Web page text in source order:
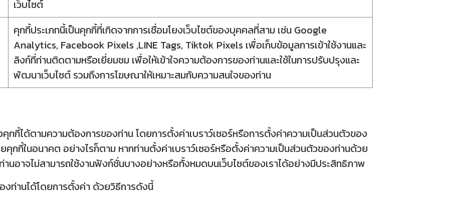
เว็บไซต์
คุกกี้ประเภทนี้เป็นคุกกี้ที่เกิดจากการเชื่อมโยงเว็บไซต์ของบุคคลที่สาม เช่น Google
Analytics, Facebook Pixels ,LINE Tags, Tiktok Pixels เพื่อเก็บข้อมูลการเข้าใช้งานและ
ลิงก์ที่ท่านติดตามหรือเยี่ยมชม เพื่อให้เข้าใจความต้องการของท่านและใช้ในการปรับปรุงและ
พัฒนาเว็บไซต์ รวมถึงการโฆษณาให้เหมาะสมกับความสนใจของท่าน
กกี้ได้ตามความต้องการของท่าน โดยการตั้งค่าเบราว์เซอร์หรือการตั้งค่าความเป็นส่วนตัวของ
คุกกี้ในอนาคต อย่างไรก็ตาม หากท่านตั้งค่าเบราว์เซอร์หรือตั้งค่าความเป็นส่วนตัวของท่านด้วย
นอาจไม่สามารถใช้งานฟังก์ชั่นบางอย่างหรือทั้งหมดบนเว็บไซต์ของเราได้อย่างมีประสิทธิภาพ
งท่านได้โดยการตั้งค่า ด้วยวิธีการดังนี้